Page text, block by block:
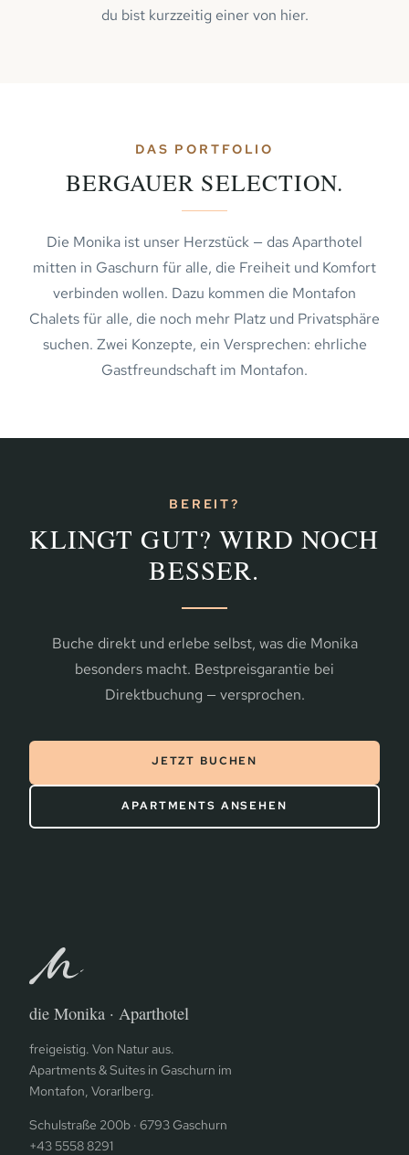
du bist kurzzeitig einer von hier.
DAS PORTFOLIO
BERGAUER SELECTION.
Die Monika ist unser Herzstück — das Aparthotel
mitten in Gaschurn für alle, die Freiheit und Komfort
verbinden wollen. Dazu kommen die Montafon
Chalets für alle, die noch mehr Platz und Privatsphäre
suchen. Zwei Konzepte, ein Versprechen: ehrliche
Gastfreundschaft im Montafon.
BEREIT?
KLINGT GUT? WIRD NOCH
BESSER.
Buche direkt und erlebe selbst, was die Monika
besonders macht. Bestpreisgarantie bei
Direktbuchung — versprochen.
JETZT BUCHEN
APARTMENTS ANSEHEN
die Monika · Aparthotel
freigeistig. Von Natur aus.
Apartments & Suites in Gaschurn im
Montafon, Vorarlberg.
Schulstraße 200b · 6793 Gaschurn
+43 5558 8291